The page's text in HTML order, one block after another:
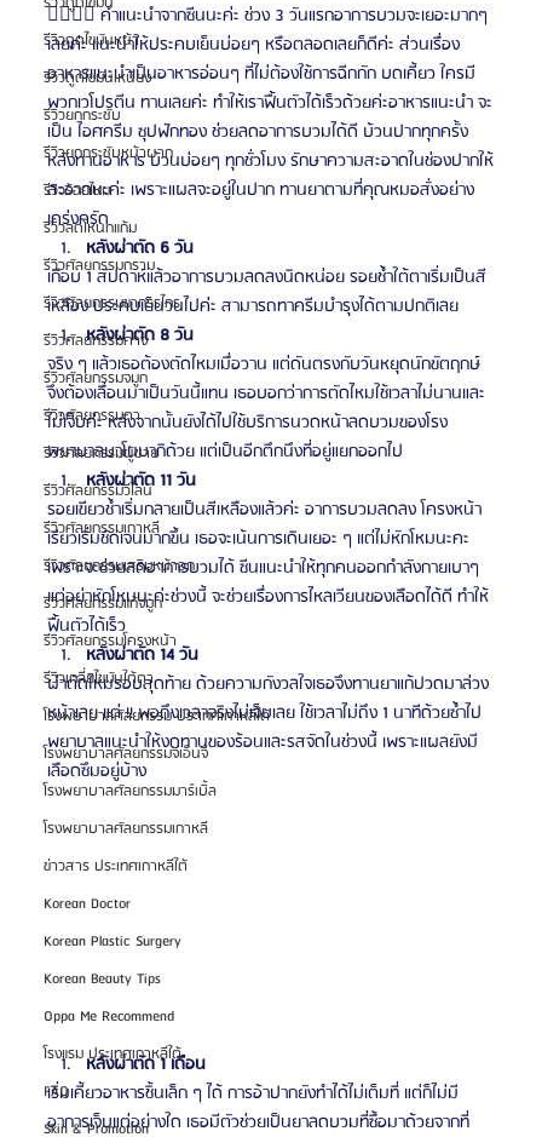
รีวิวดูดไขมันหน้า
รีวิวดูดไขมันเหนียง
รีวิวยกกระชับ
รีวิวยกกระชับหน้าผาก
รีวิวร้อยไหม
รีวิวลดโหนกแก้ม
รีวิวศัลยกรรมกราม
รีวิวศัลยกรรมขากรรไกร
รีวิวศัลยกรรมคาง
รีวิวศัลยกรรมจมูก
รีวิวศัลยกรรมตา
รีวิวศัลยกรรมผู้ชาย
รีวิวศัลยกรรมวีไลน์
รีวิวศัลยกรรมเกาหลี
รีวิวศัลยกรรมเสริมหน้าอก
รีวิวศัลยกรรมแก้จมูก
รีวิวศัลยกรรมโครงหน้า
รีวิวเกลี่ยไขมันใต้ตา
โรงพยาบาลศัลยกรรม ประเทศเกาหลีใต้
โรงพยาบาลศัลยกรรมจีเอ็นจี
โรงพยาบาลศัลยกรรมมาร์เบิ้ล
โรงพยาบาลศัลยกรรมเกาหลี
ข่าวสาร ประเทศเกาหลีใต้
Korean Doctor
Korean Plastic Surgery
Korean Beauty Tips
Oppa Me Recommend
โรงแรม ประเทศเกาหลีใต้
FAQ
Skin & Promotion
👉🏻👉🏻 คำแนะนำจากซีนนะค่ะ ช่วง 3 วันแรกอาการบวมจะเยอะมากๆ
เลยค่ะ แนะนำให้ประคบเย็นบ่อยๆ หรือตลอดเลยก็ดีค่ะ ส่วนเรื่อง
อาหารแนะนำเป็นอาหารอ่อนๆ ที่ไม่ต้องใช้การฉีกกัก บดเคี้ยว ใครมี
พวกเวโปรตีน ทานเลยค่ะ ทำให้เราฟื้นตัวได้เร็วด้วยค่ะอาหารแนะนำ จะ
เป็น ไอศครีม ซุปฟักทอง ช่วยลดอาการบวมได้ดี บ้วนปากทุกครั้ง
หลังทานอาหาร บ้วนบ่อยๆ ทุกชั่วโมง รักษาความสะอาดในช่องปากให้
สะอาดนะค่ะ เพราะแผลจะอยู่ในปาก ทานยาตามที่คุณหมอสั่งอย่าง
เคร่งครัด
หลังผ่าตัด 6 วัน
เกือบ 1 สัปดาห์แล้วอาการบวมลดลงนิดหน่อย รอยช้ำใต้ตาเริ่มเป็นสี
เหลือง ประคบเย็นวนไปค่ะ สามารถทาครีมบำรุงได้ตามปกติเลย
หลังผ่าตัด 8 วัน
จริง ๆ แล้วเธอต้องตัดไหมเมื่อวาน แต่ดันตรงกับวันหยุดนักขัตฤกษ์
จึงต้องเลื่อนมาเป็นวันนี้แทน เธอบอกว่าการตัดไหมใช้เวลาไม่นานและ
ไม่เจ็บค่ะ หลังจากนั้นยังได้ไปใช้บริการนวดหน้าลดบวมของโรง
พยาบาลบาโนบากิด้วย แต่เป็นอีกตึกนึงที่อยู่แยกออกไป
หลังผ่าตัด 11 วัน
รอยเขียวช้ำเริ่มกลายเป็นสีเหลืองแล้วค่ะ อาการบวมลดลง โครงหน้า
เรียวเริ่มชัดเจนมากขึ้น เธอจะเน้นการเดินเยอะ ๆ แต่ไม่หักโหมนะคะ
เพราะจะช่วยลดอาการบวมได้ ซีนแนะนำให้ทุกคนออกกำลังกายเบาๆ
แต่อย่าหักโหมนะค่ะช่วงนี้ จะช่วยเรื่องการไหลเวียนของเลือดได้ดี ทำให้
ฟื้นตัวได้เร็ว
หลังผ่าตัด 14 วัน
ผ่าตัดไหมรอบสุดท้าย ด้วยความกังวลใจเธอจึงทานยาแก้ปวดมาล่วง
หน้าเลย แต่ !! พอถึงเวลาจริงไม่เจ็บเลย ใช้เวลาไม่ถึง 1 นาทีด้วยซ้ำไป
พยาบาลแนะนำให้งดทานของร้อนและรสจัดในช่วงนี้ เพราะแผลยังมี
เลือดซึมอยู่บ้าง
หลังผ่าตัด 1 เดือน
เริ่มเคี้ยวอาหารชิ้นเล็ก ๆ ได้ การอ้าปากยังทำได้ไม่เต็มที่ แต่ก็ไม่มี
อาการเจ็บแต่อย่างใด เธอมีตัวช่วยเป็นยาลดบวมที่ซื้อมาด้วยจากที่